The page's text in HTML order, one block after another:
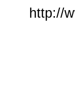
http://